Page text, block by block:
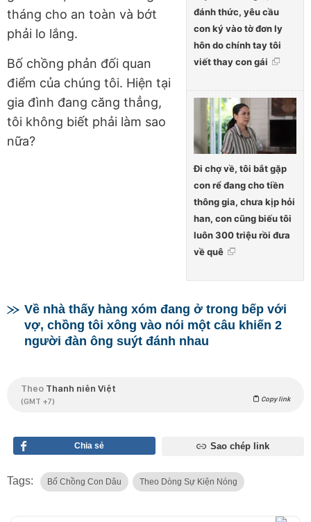
đánh thức, yêu cầu
con ký vào tờ đơn ly
hôn do chính tay tôi
viết thay con gái
Đi chợ về, tôi bắt gặp
con rể đang cho tiền
thông gia, chưa kịp hỏi
han, con cũng biếu tôi
luôn 300 triệu rồi đưa
về quê
tháng cho an toàn và bớt
phải lo lắng.
Bố chồng phản đối quan
điểm của chúng tôi. Hiện tại
gia đình đang căng thẳng,
tôi không biết phải làm sao
nữa?
Về nhà thấy hàng xóm đang ở trong bếp với
vợ, chồng tôi xông vào nói một câu khiến 2
người đàn ông suýt đánh nhau
Theo Thanh niên Việt
(GMT +7) Copy link
Chia sẻ Sao chép link
Tags: Bố Chồng Con Dâu Theo Dòng Sự Kiện Nóng